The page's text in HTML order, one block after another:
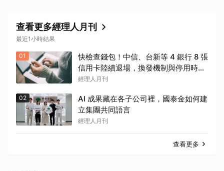
查看更多經理人月刊
最近1小時結果
01
快檢查錢包！中信、台新等 4 銀行 8 張
信用卡陸續退場，換發機制與停用時間
一次看
經理人月刊
02
AI 成果藏在各子公司裡，國泰金如何建
立集團共同語言
經理人月刊
查看更多